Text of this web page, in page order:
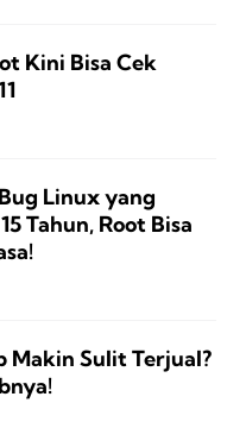
Kini Bisa Cek
Linux yang
Tahun, Root Bisa
Makin Sulit Terjual?